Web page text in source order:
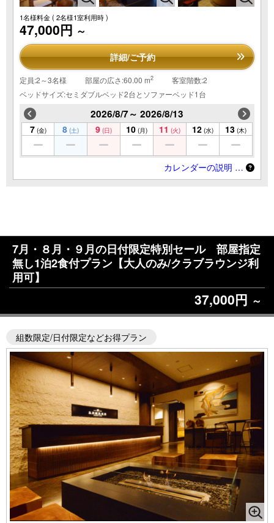
1名様料金( 2名様1室利用時 )
47,000円 ～
詳細/ご予約
定員:2～3名様 部屋の広さ:60.00 m2
客室階数:2
ベッドサイズ:セミダブルベッド2台とソファーベッド1台
2026/8/7～ 2026/8/13
7 (金) 8 (土) 9 (日) 10 (月) 11 (火) 12 (水) 13 (木)
カレンダーの説明 …
7月・８月・９月の日付限定特別セール 部屋指定
無し1泊2食付プラン【大人のみ/クラブラウンジ利
用可】
37,000円 ～
組数限定/日付限定などお得プラン